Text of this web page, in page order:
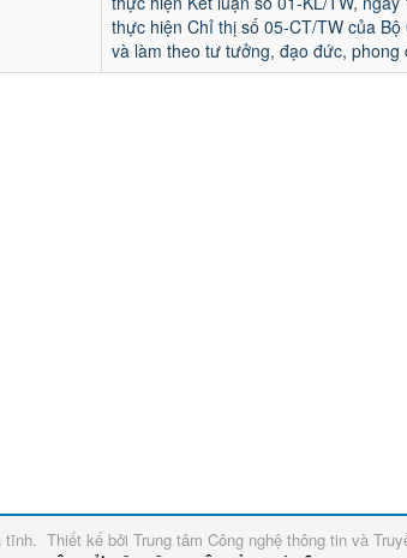
thực hiện Chỉ thị số 05-CT/TW của
và làm theo tư tưởng, đạo đức, phong
tĩnh. Thiết kế bởi Trung tâm Công nghệ thông tin và